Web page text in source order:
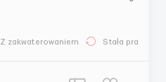
Z zakwaterowaniem Stała praca